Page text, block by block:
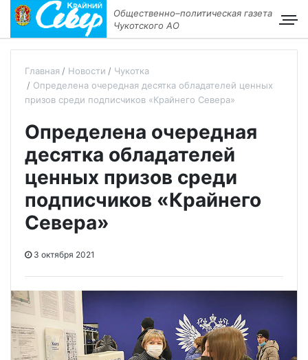
Общественно–политическая газета
Чукотского АО
Главная Новости
Чукотка
Определена очередная десятка обладателей ценных
призов среди подписчиков «Крайнего Севера»
Определена очередная
десятка обладателей
ценных призов среди
подписчиков «Крайнего
Севера»
3 октября 2021